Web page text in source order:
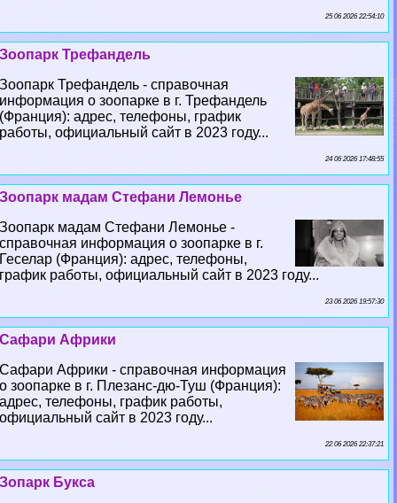
25 06 2026 22:54:10
Зоопарк Трефандель
Зоопарк Трефандель - справочная
информация о зоопарке в г. Трефандель
(Франция): адрес, телефоны, график
работы, официальный сайт в 2023 году...
24 06 2026 17:48:55
Зоопарк мадам Стефани Лемонье
Зоопарк мадам Стефани Лемонье -
справочная информация о зоопарке в г.
Геселар (Франция): адрес, телефоны,
график работы, официальный сайт в 2023 году...
23 06 2026 19:57:30
Сафари Африки
Сафари Африки - справочная информация
о зоопарке в г. Плезанс-дю-Туш (Франция):
адрес, телефоны, график работы,
официальный сайт в 2023 году...
22 06 2026 22:37:21
Зопарк Букса